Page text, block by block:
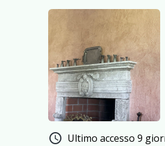
schedule Ultimo accesso 9